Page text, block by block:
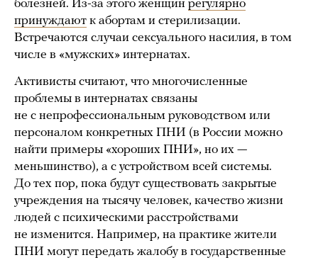
болезней. Из-за этого женщин регулярно
принуждают к абортам и стерилизации.
Встречаются случаи сексуального насилия, в том
числе в «мужских» интернатах.
Активисты считают, что многочисленные
проблемы в интернатах связаны
не с непрофессиональным руководством или
персоналом конкретных ПНИ (в России можно
найти примеры «хороших ПНИ», но их —
меньшинство), а с устройством всей системы.
До тех пор, пока будут существовать закрытые
учреждения на тысячу человек, качество жизни
людей с психическими расстройствами
не изменится. Например, на практике жители
ПНИ могут передать жалобу в государственные